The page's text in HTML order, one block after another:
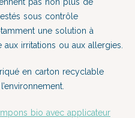
sous contrôle
une solution à
irritations ou aux allergies.
en carton recyclable
bio avec applicateur